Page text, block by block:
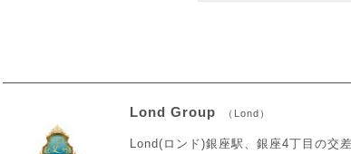
Lond Group （Lond）
Lond(ロンド)銀座駅、銀座4丁目の交